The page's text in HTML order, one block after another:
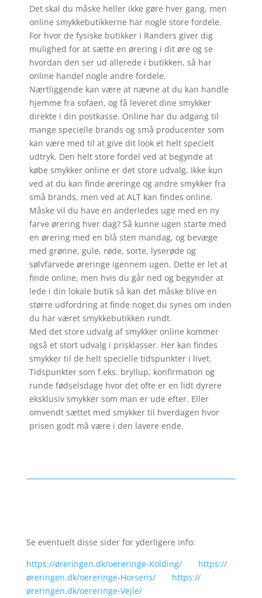
Det skal du måske heller ikke gøre hver gang, men
online smykkebutikkerne har nogle store fordele.
For hvor de fysiske butikker i Randers giver dig
mulighed for at sætte en ørering i dit øre og se
hvordan den ser ud allerede i butikken, så har
online handel nogle andre fordele.
Nærtliggende kan være at nævne at du kan handle
hjemme fra sofaen, og få leveret dine smykker
direkte i din postkasse. Online har du adgang til
mange specielle brands og små producenter som
kan være med til at give dit look et helt specielt
udtryk. Den helt store fordel ved at begynde at
købe smykker online er det store udvalg. Ikke kun
ved at du kan finde øreringe og andre smykker fra
små brands, men ved at ALT kan findes online.
Måske vil du have en anderledes uge med en ny
farve ørering hver dag? Så kunne ugen starte med
en ørering med en blå sten mandag, og bevæge
med grønne, gule, røde, sorte, lyserøde og
sølvfarvede øreringe igennem ugen. Dette er let at
finde online, men hvis du går ned og begynder at
lede i din lokale butik så kan det måske blive en
større udfordring at finde noget du synes om inden
du har været smykkebutikken rundt.
Med det store udvalg af smykker online kommer
også et stort udvalg i prisklasser. Her kan findes
smykker til de helt specielle tidspunkter i livet.
Tidspunkter som f.eks. bryllup, konfirmation og
runde fødselsdage hvor det ofte er en lidt dyrere
eksklusiv smykker som man er ude efter. Eller
omvendt sættet med smykker til hverdagen hvor
prisen godt må være i den lavere ende.
Se eventuelt disse sider for yderligere info:
https://øreringen.dk/oereringe-Kolding/
https://
øreringen.dk/oereringe-Horsens/
https://
øreringen.dk/oereringe-Vejle/